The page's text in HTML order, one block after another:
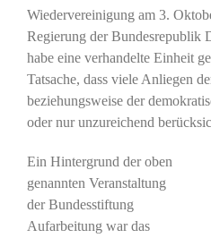
Wiedervereinigung am 3.
Regierung der Bundesrepublik
habe eine verhandelte Einheit
Tatsache, dass viele Anliegen
beziehungsweise der
oder nur unzureichend
Ein Hintergrund der oben
genannten Veranstaltung
der Bundesstiftung
Aufarbeitung war das